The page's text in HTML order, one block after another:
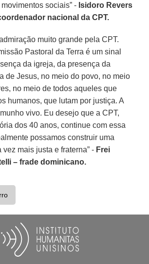
sociais” - Isidoro Revers
nacional da CPT.
muito grande pela CPT.
Pastoral da Terra é um sinal
da igreja, da presença da
de Jesus, no meio do povo, no meio
no meio de todos aqueles que
humanos, que lutam por justiça. A
vivo. Eu desejo que a CPT,
dos 40 anos, continue com essa
possamos construir uma
mais justa e fraterna” - Frei
– frade dominicano.